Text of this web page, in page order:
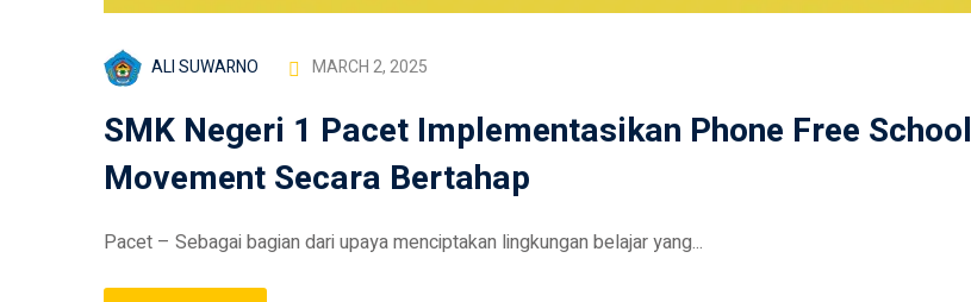
ALI SUWARNO MARCH 2, 2025
SMK Negeri 1 Pacet Implementasikan Phone Free School
Movement Secara Bertahap
Pacet – Sebagai bagian dari upaya menciptakan lingkungan belajar yang...